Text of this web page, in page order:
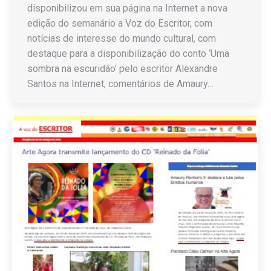
disponibilizou em sua página na Internet a nova
edição do semanário a Voz do Escritor, com
notícias de interesse do mundo cultural, com
destaque para a disponibilização do conto ‘Uma
sombra na escuridão’ pelo escritor Alexandre
Santos na Internet, comentários de Amaury…